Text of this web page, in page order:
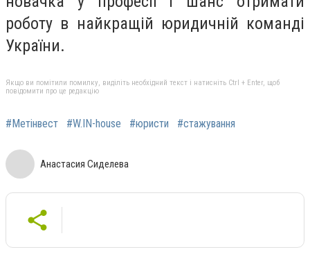
роботу в найкращій юридичній команді
України.
Якщо ви помітили помилку, виділіть необхідний текст і натисніть Ctrl + Enter, щоб
повідомити про це редакцію
#Метінвест #W.IN-house #юристи #стажування
Анастасия Сиделева